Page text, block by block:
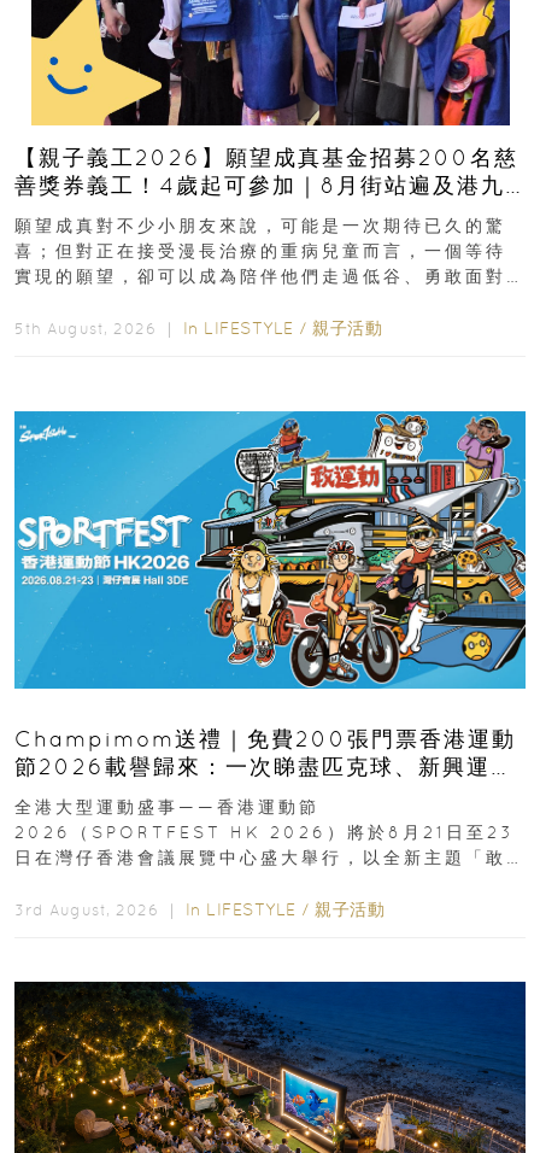
【親子義工2026】願望成真基金招募200名慈
善獎券義工！4歲起可參加｜8月街站遍及港九
新界
願望成真對不少小朋友來說，可能是一次期待已久的驚
喜；但對正在接受漫長治療的重病兒童而言，一個等待
實現的願望，卻可以成為陪伴他們走過低谷、勇敢面對
5th August, 2026 ｜ In LIFESTYLE / 親子活動
Champimom送禮｜免費200張門票香港運動
節2026載譽歸來：一次睇盡匹克球、新興運
動、街舞比賽＋逾百運動品牌展覽
全港大型運動盛事——香港運動節
2026（SPORTFEST HK 2026）將於8月21日至23
日在灣仔香港會議展覽中心盛大舉行，以全新主題「敢
3rd August, 2026 ｜ In LIFESTYLE / 親子活動